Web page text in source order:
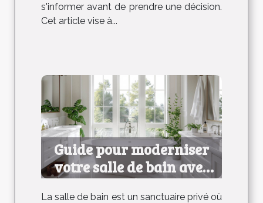
s'informer avant de prendre une décision.
Cet article vise à...
Guide pour moderniser
votre salle de bain avec
efficacité et style
La salle de bain est un sanctuaire privé où